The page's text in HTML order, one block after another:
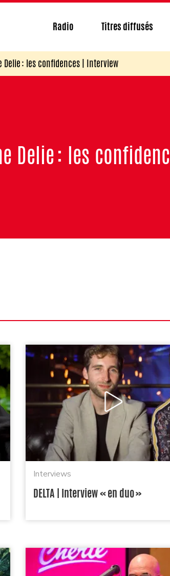
Radio Titres diffusés
Delie : les confidences | Interview
Delie : les
Interviews
DELTA | Interview « en duo »